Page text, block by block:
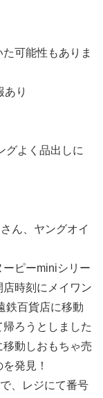
可能性もありま
あり
グよく品出しに
ん、ヤングオイ
ピーminiシリー
時刻にメイワン
鉄百貨店に移動
ろうとしました
動しおもちゃ売
発見！
、レジにて番号